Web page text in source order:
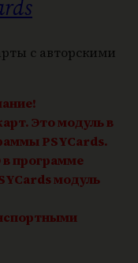
с авторскими
Это модуль в
PSYCards.
программе
модуль